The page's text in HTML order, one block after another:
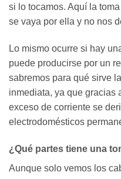
si lo tocamos. Aquí la
se vaya por ella y no nos
Lo mismo ocurre si hay
puede producirse por un
sabremos para qué sirve
inmediata, ya que gracias
exceso de corriente se
electrodomésticos
¿Qué partes tiene una
Aunque solo vemos los